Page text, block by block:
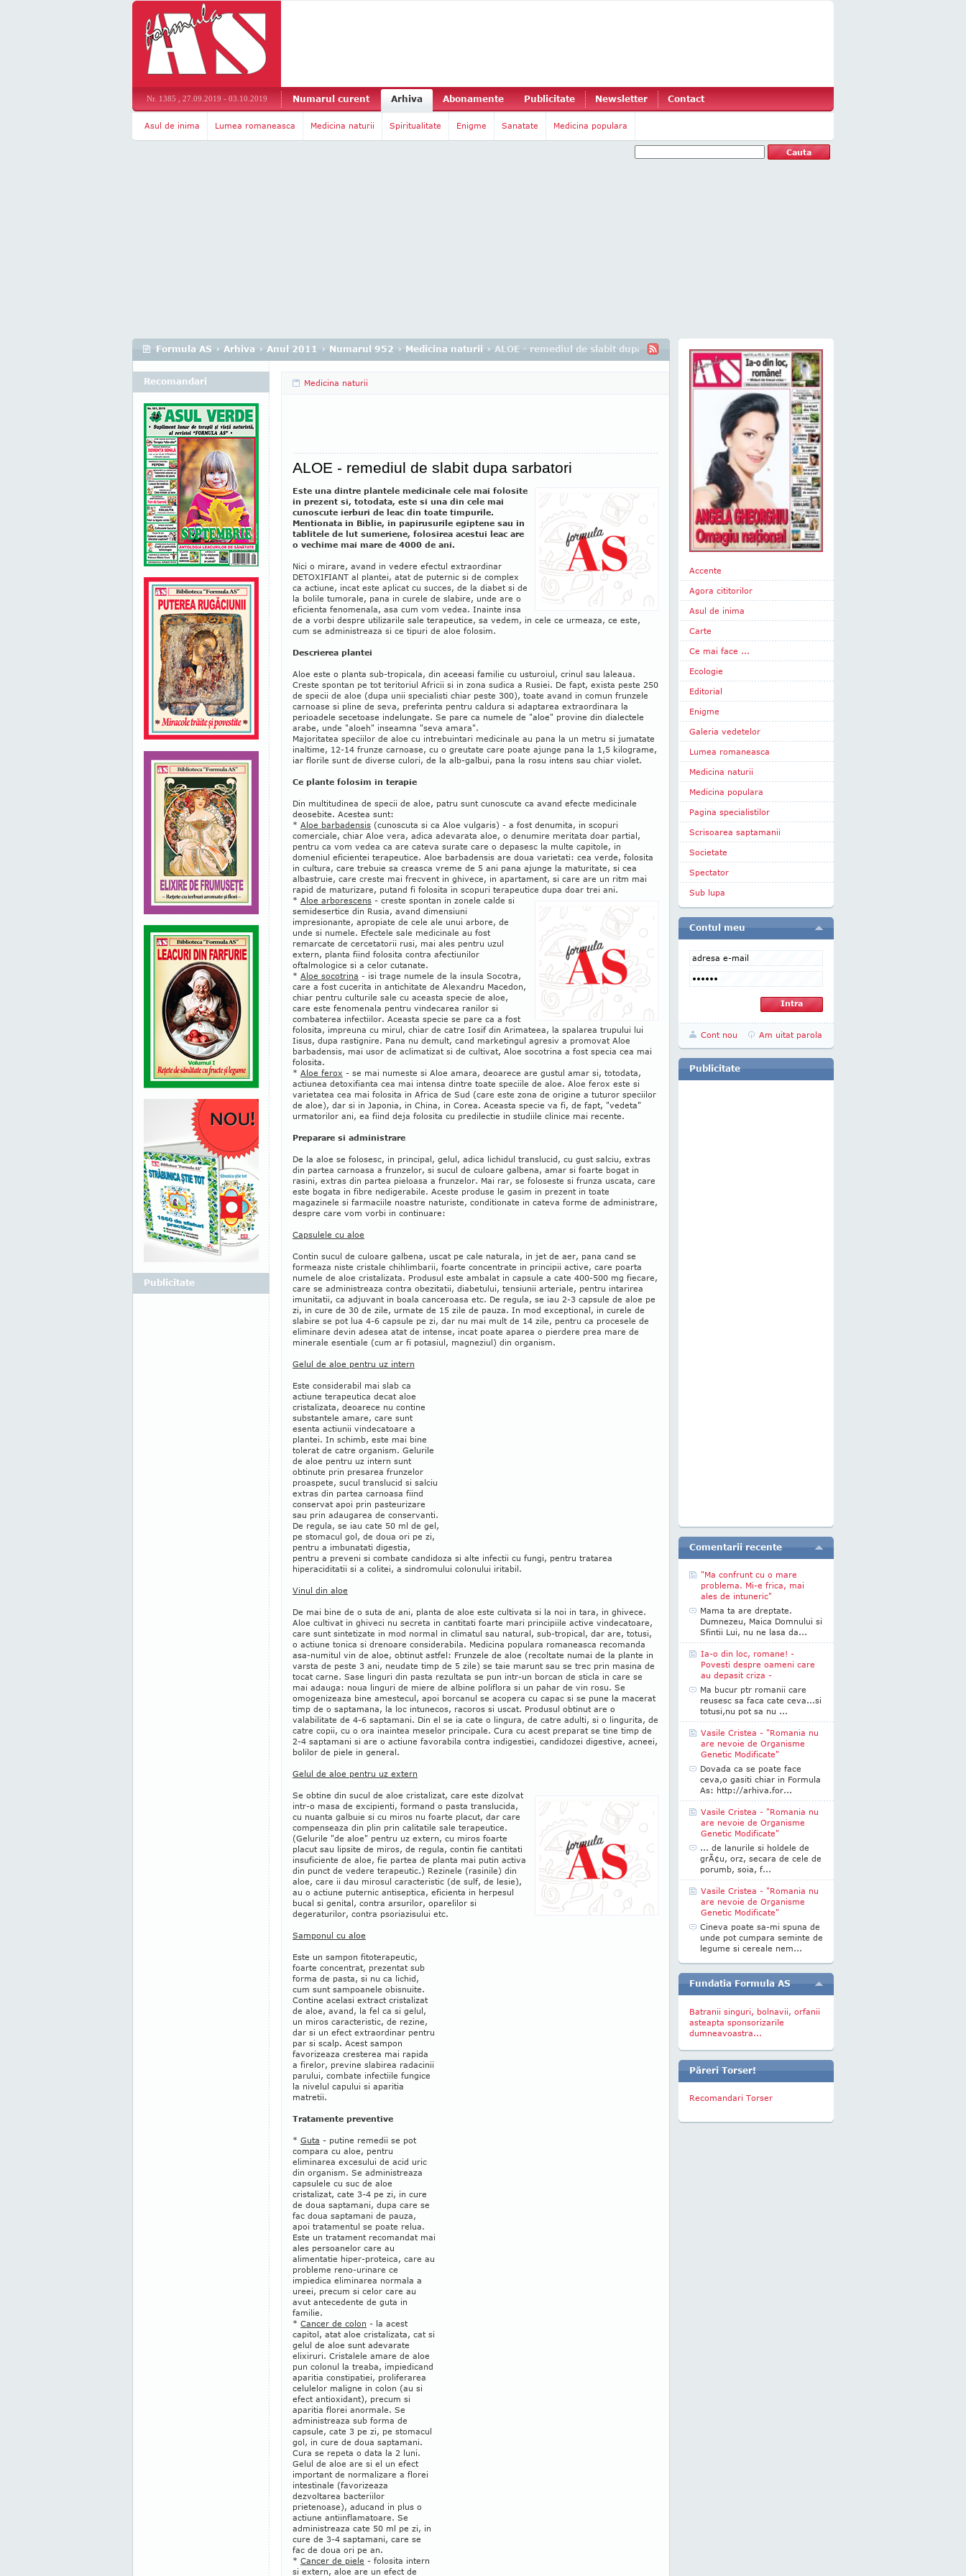
Nr. 1385 , 27.09.2019 - 03.10.2019 Numarul curent Arhiva Abonamente Publicitate Newsletter Contact
Asul de inima Lumea romaneasca Medicina naturii Spiritualitate Enigme Sanatate Medicina populara
Formula AS › Arhiva › Anul 2011 › Numarul 952 › Medicina naturii › ALOE - remediul de slabit dupa sarbatori
Medicina naturii
ALOE - remediul de slabit dupa sarbatori
Este una dintre plantele medicinale cele mai folosite
in prezent si, totodata, este si una din cele mai
cunoscute ierburi de leac din toate timpurile.
Mentionata in Biblie, in papirusurile egiptene sau in
tablitele de lut sumeriene, folosirea acestui leac are
o vechime mai mare de 4000 de ani.
Nici o mirare, avand in vedere efectul extraordinar
DETOXIFIANT al plantei, atat de puternic si de complex
ca actiune, incat este aplicat cu succes, de la diabet si de
la bolile tumorale, pana in curele de slabire, unde are o
eficienta fenomenala, asa cum vom vedea. Inainte insa
de a vorbi despre utilizarile sale terapeutice, sa vedem, in cele ce urmeaza, ce este,
cum se administreaza si ce tipuri de aloe folosim.
Descrierea plantei
Aloe este o planta sub-tropicala, din aceeasi familie cu usturoiul, crinul sau laleaua.
Creste spontan pe tot teritoriul Africii si in zona sudica a Rusiei. De fapt, exista peste 250
de specii de aloe (dupa unii specialisti chiar peste 300), toate avand in comun frunzele
carnoase si pline de seva, preferinta pentru caldura si adaptarea extraordinara la
perioadele secetoase indelungate. Se pare ca numele de "aloe" provine din dialectele
arabe, unde "aloeh" inseamna "seva amara".
Majoritatea speciilor de aloe cu intrebuintari medicinale au pana la un metru si jumatate
inaltime, 12-14 frunze carnoase, cu o greutate care poate ajunge pana la 1,5 kilograme,
iar florile sunt de diverse culori, de la alb-galbui, pana la rosu intens sau chiar violet.
Ce plante folosim in terapie
Din multitudinea de specii de aloe, patru sunt cunoscute ca avand efecte medicinale
deosebite. Acestea sunt:
* Aloe barbadensis (cunoscuta si ca Aloe vulgaris) - a fost denumita, in scopuri
comerciale, chiar Aloe vera, adica adevarata aloe, o denumire meritata doar partial,
pentru ca vom vedea ca are cateva surate care o depasesc la multe capitole, in
domeniul eficientei terapeutice. Aloe barbadensis are doua varietati: cea verde, folosita
in cultura, care trebuie sa creasca vreme de 5 ani pana ajunge la maturitate, si cea
albastruie, care creste mai frecvent in ghivece, in apartament, si care are un ritm mai
rapid de maturizare, putand fi folosita in scopuri terapeutice dupa doar trei ani.
* Aloe arborescens - creste spontan in zonele calde si
semidesertice din Rusia, avand dimensiuni
impresionante, apropiate de cele ale unui arbore, de
unde si numele. Efectele sale medicinale au fost
remarcate de cercetatorii rusi, mai ales pentru uzul
extern, planta fiind folosita contra afectiunilor
oftalmologice si a celor cutanate.
* Aloe socotrina - isi trage numele de la insula Socotra,
care a fost cucerita in antichitate de Alexandru Macedon,
chiar pentru culturile sale cu aceasta specie de aloe,
care este fenomenala pentru vindecarea ranilor si
combaterea infectiilor. Aceasta specie se pare ca a fost
folosita, impreuna cu mirul, chiar de catre Iosif din Arimateea, la spalarea trupului lui
Iisus, dupa rastignire. Pana nu demult, cand marketingul agresiv a promovat Aloe
barbadensis, mai usor de aclimatizat si de cultivat, Aloe socotrina a fost specia cea mai
folosita.
* Aloe ferox - se mai numeste si Aloe amara, deoarece are gustul amar si, totodata,
actiunea detoxifianta cea mai intensa dintre toate speciile de aloe. Aloe ferox este si
varietatea cea mai folosita in Africa de Sud (care este zona de origine a tuturor speciilor
de aloe), dar si in Japonia, in China, in Corea. Aceasta specie va fi, de fapt, "vedeta"
urmatorilor ani, ea fiind deja folosita cu predilectie in studiile clinice mai recente.
Preparare si administrare
De la aloe se folosesc, in principal, gelul, adica lichidul translucid, cu gust salciu, extras
din partea carnoasa a frunzelor, si sucul de culoare galbena, amar si foarte bogat in
rasini, extras din partea pieloasa a frunzelor. Mai rar, se foloseste si frunza uscata, care
este bogata in fibre nedigerabile. Aceste produse le gasim in prezent in toate
magazinele si farmaciile noastre naturiste, conditionate in cateva forme de administrare,
despre care vom vorbi in continuare:
Capsulele cu aloe
Contin sucul de culoare galbena, uscat pe cale naturala, in jet de aer, pana cand se
formeaza niste cristale chihlimbarii, foarte concentrate in principii active, care poarta
numele de aloe cristalizata. Produsul este ambalat in capsule a cate 400-500 mg fiecare,
care se administreaza contra obezitatii, diabetului, tensiunii arteriale, pentru intarirea
imunitatii, ca adjuvant in boala canceroasa etc. De regula, se iau 2-3 capsule de aloe pe
zi, in cure de 30 de zile, urmate de 15 zile de pauza. In mod exceptional, in curele de
slabire se pot lua 4-6 capsule pe zi, dar nu mai mult de 14 zile, pentru ca procesele de
eliminare devin adesea atat de intense, incat poate aparea o pierdere prea mare de
minerale esentiale (cum ar fi potasiul, magneziul) din organism.
Gelul de aloe pentru uz intern
Este considerabil mai slab ca
actiune terapeutica decat aloe
cristalizata, deoarece nu contine
substantele amare, care sunt
esenta actiunii vindecatoare a
plantei. In schimb, este mai bine
tolerat de catre organism. Gelurile
de aloe pentru uz intern sunt
obtinute prin presarea frunzelor
proaspete, sucul translucid si salciu
extras din partea carnoasa fiind
conservat apoi prin pasteurizare
sau prin adaugarea de conservanti.
De regula, se iau cate 50 ml de gel,
pe stomacul gol, de doua ori pe zi,
pentru a imbunatati digestia,
pentru a preveni si combate candidoza si alte infectii cu fungi, pentru tratarea
hiperaciditatii si a colitei, a sindromului colonului iritabil.
Vinul din aloe
De mai bine de o suta de ani, planta de aloe este cultivata si la noi in tara, in ghivece.
Aloe cultivat in ghiveci nu secreta in cantitati foarte mari principiile active vindecatoare,
care sunt sintetizate in mod normal in climatul sau natural, sub-tropical, dar are, totusi,
o actiune tonica si drenoare considerabila. Medicina populara romaneasca recomanda
asa-numitul vin de aloe, obtinut astfel: Frunzele de aloe (recoltate numai de la plante in
varsta de peste 3 ani, neudate timp de 5 zile) se taie marunt sau se trec prin masina de
tocat carne. Sase linguri din pasta rezultata se pun intr-un borcan de sticla in care se
mai adauga: noua linguri de miere de albine poliflora si un pahar de vin rosu. Se
omogenizeaza bine amestecul, apoi borcanul se acopera cu capac si se pune la macerat
timp de o saptamana, la loc intunecos, racoros si uscat. Produsul obtinut are o
valabilitate de 4-6 saptamani. Din el se ia cate o lingura, de catre adulti, si o lingurita, de
catre copii, cu o ora inaintea meselor principale. Cura cu acest preparat se tine timp de
2-4 saptamani si are o actiune favorabila contra indigestiei, candidozei digestive, acneei,
bolilor de piele in general.
Gelul de aloe pentru uz extern
Se obtine din sucul de aloe cristalizat, care este dizolvat
intr-o masa de excipienti, formand o pasta translucida,
cu nuanta galbuie si cu miros nu foarte placut, dar care
compenseaza din plin prin calitatile sale terapeutice.
(Gelurile "de aloe" pentru uz extern, cu miros foarte
placut sau lipsite de miros, de regula, contin fie cantitati
insuficiente de aloe, fie partea de planta mai putin activa
din punct de vedere terapeutic.) Rezinele (rasinile) din
aloe, care ii dau mirosul caracteristic (de sulf, de lesie),
au o actiune puternic antiseptica, eficienta in herpesul
bucal si genital, contra arsurilor, oparelilor si
degeraturilor, contra psoriazisului etc.
Samponul cu aloe
Este un sampon fitoterapeutic,
foarte concentrat, prezentat sub
forma de pasta, si nu ca lichid,
cum sunt sampoanele obisnuite.
Contine acelasi extract cristalizat
de aloe, avand, la fel ca si gelul,
un miros caracteristic, de rezine,
dar si un efect extraordinar pentru
par si scalp. Acest sampon
favorizeaza cresterea mai rapida
a firelor, previne slabirea radacinii
parului, combate infectiile fungice
la nivelul capului si aparitia
matretii.
Tratamente preventive
* Guta - putine remedii se pot
compara cu aloe, pentru
eliminarea excesului de acid uric
din organism. Se administreaza
capsulele cu suc de aloe
cristalizat, cate 3-4 pe zi, in cure
de doua saptamani, dupa care se
fac doua saptamani de pauza,
apoi tratamentul se poate relua.
Este un tratament recomandat mai
ales persoanelor care au
alimentatie hiper-proteica, care au
probleme reno-urinare ce
impiedica eliminarea normala a
ureei, precum si celor care au
avut antecedente de guta in
familie.
* Cancer de colon - la acest
capitol, atat aloe cristalizata, cat si
gelul de aloe sunt adevarate
elixiruri. Cristalele amare de aloe
pun colonul la treaba, impiedicand
aparitia constipatiei, proliferarea
celulelor maligne in colon (au si
efect antioxidant), precum si
aparitia florei anormale. Se
administreaza sub forma de
capsule, cate 3 pe zi, pe stomacul
gol, in cure de doua saptamani.
Cura se repeta o data la 2 luni.
Gelul de aloe are si el un efect
important de normalizare a florei
intestinale (favorizeaza
dezvoltarea bacteriilor
prietenoase), aducand in plus o
actiune antiinflamatoare. Se
administreaza cate 50 ml pe zi, in
cure de 3-4 saptamani, care se
fac de doua ori pe an.
* Cancer de piele - folosita intern
si extern, aloe are un efect de
Recomandari
Publicitate
Accente
Agora cititorilor
Asul de inima
Carte
Ce mai face ...
Ecologie
Editorial
Enigme
Galeria vedetelor
Lumea romaneasca
Medicina naturii
Medicina populara
Pagina specialistilor
Scrisoarea saptamanii
Societate
Spectator
Sub lupa
Contul meu
Cont nou Am uitat parola
Publicitate
Comentarii recente
"Ma confrunt cu o mare
problema. Mi-e frica, mai
ales de intuneric"
Mama ta are dreptate.
Dumnezeu, Maica Domnului si
Sfintii Lui, nu ne lasa da...
Ia-o din loc, romane! -
Povesti despre oameni care
au depasit criza -
Ma bucur ptr romanii care
reusesc sa faca cate ceva...si
totusi,nu pot sa nu ...
Vasile Cristea - "Romania nu
are nevoie de Organisme
Genetic Modificate"
Dovada ca se poate face
ceva,o gasiti chiar in Formula
As: http://arhiva.for...
Vasile Cristea - "Romania nu
are nevoie de Organisme
Genetic Modificate"
... de lanurile si holdele de
grÃ¢u, orz, secara de cele de
porumb, soia, f...
Vasile Cristea - "Romania nu
are nevoie de Organisme
Genetic Modificate"
Cineva poate sa-mi spuna de
unde pot cumpara seminte de
legume si cereale nem...
Fundatia Formula AS
Batranii singuri, bolnavii, orfanii
asteapta sponsorizarile
dumneavoastra...
Păreri Torser!
Recomandari Torser